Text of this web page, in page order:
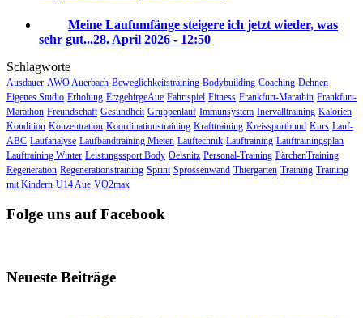
Meine Laufumfänge steigere ich jetzt wieder, was
sehr gut...28. April 2026 - 12:50
Schlagworte
Ausdauer AWO Auerbach Beweglichkeitstraining Bodybuilding Coaching Dehnen
Eigenes Studio Erholung ErzgebirgeAue Fahrtspiel Fitness Frankfurt-Marathin Frankfurt-
Marathon Freundschaft Gesundheit Gruppenlauf Immunsystem Inervalltraining Kalorien
Kondition Konzentration Koordinationstraining Krafttraining Kreissportbund Kurs Lauf-
ABC Laufanalyse Laufbandtraining Mieten Lauftechnik Lauftraining Lauftrainingsplan
Lauftraining Winter Leistungssport Body Oelsnitz Personal-Training PärchenTraining
Regeneration Regenerationstraining Sprint Sprossenwand Thiergarten Training Training
mit Kindern U14 Aue VO2max
Folge uns auf Facebook
Neueste Beiträge